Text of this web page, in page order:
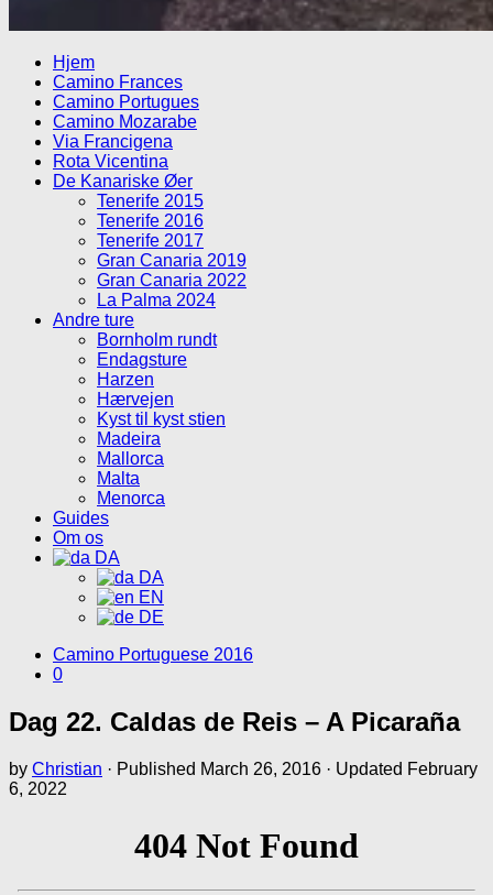
Hjem
Camino Frances
Camino Portugues
Camino Mozarabe
Via Francigena
Rota Vicentina
De Kanariske Øer
Tenerife 2015
Tenerife 2016
Tenerife 2017
Gran Canaria 2019
Gran Canaria 2022
La Palma 2024
Andre ture
Bornholm rundt
Endagsture
Harzen
Hærvejen
Kyst til kyst stien
Madeira
Mallorca
Malta
Menorca
Guides
Om os
DA
DA
EN
DE
Camino Portuguese 2016
0
Dag 22. Caldas de Reis – A Picaraña
by Christian · Published March 26, 2016 · Updated February
6, 2022